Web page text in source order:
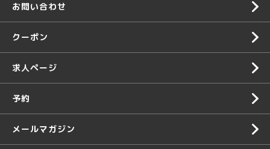
お問い合わせ
クーポン
求人ページ
予約
メールマガジン